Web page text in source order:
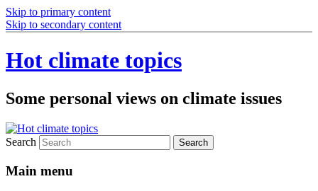
Skip to primary content
Skip to secondary content
Hot climate topics
Some personal views on climate issues
Search
Main menu